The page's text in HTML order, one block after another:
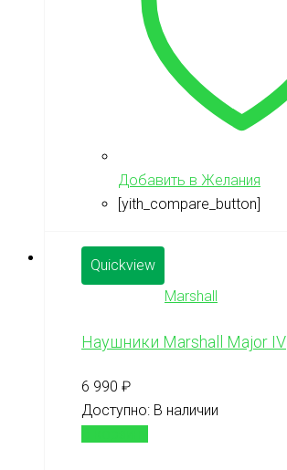
Добавить в Желания
[yith_compare_button]
Quickview
Marshall
Наушники Marshall Major IV
6 990 ₽
Доступно: В наличии